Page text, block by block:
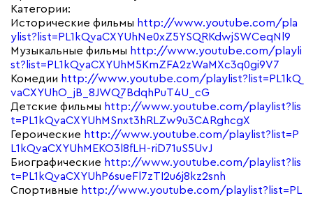
Категории:
Исторические фильмы http://www.youtube.com/pla
ylist?list=PL1kQvaCXYUhNe0xZ5YSQRKdwjSWCeqNl9
Музыкальные фильмы http://www.youtube.com/playli
st?list=PL1kQvaCXYUhM5KmZFA2zWaMXc3q0gi9V7
Комедии http://www.youtube.com/playlist?list=PL1kQ
vaCXYUhO_jB_8JWQ7BdqhPuT4U_cG
Детские фильмы http://www.youtube.com/playlist?lis
t=PL1kQvaCXYUhMSnxt3hRLZw9u3CARghcgX
Героические http://www.youtube.com/playlist?list=P
L1kQvaCXYUhMEKO3l8fLH-riD71uS5UvJ
Биографические http://www.youtube.com/playlist?lis
t=PL1kQvaCXYUhP6sueFl7zTI2u6j8kz2snh
Спортивные http://www.youtube.com/playlist?list=PL